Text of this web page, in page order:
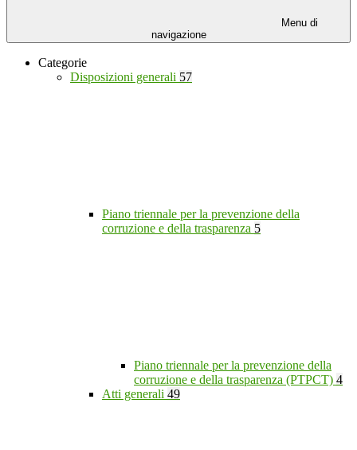
Menu di
navigazione
Categorie
Disposizioni generali 57
Piano triennale per la prevenzione della
corruzione e della trasparenza 5
Piano triennale per la prevenzione della
corruzione e della trasparenza (PTPCT) 4
Atti generali 49